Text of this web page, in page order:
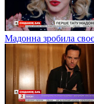
Мадонна зробила